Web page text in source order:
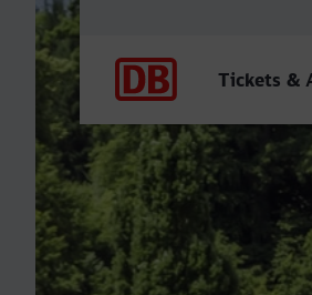
Tickets &
Delmenhorst -